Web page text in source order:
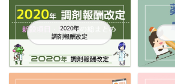
2020年
調剤報酬改定